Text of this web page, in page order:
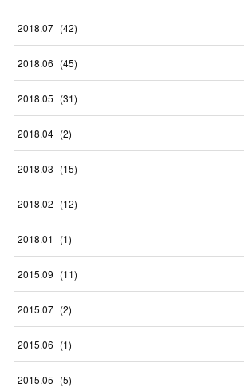
2018.07 (42)
2018.06 (45)
2018.05 (31)
2018.04 (2)
2018.03 (15)
2018.02 (12)
2018.01 (1)
2015.09 (11)
2015.07 (2)
2015.06 (1)
2015.05 (5)